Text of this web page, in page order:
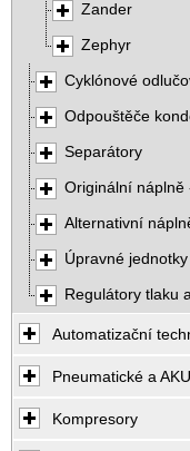
Zander
Zephyr
Cyklónové
Odpouštěče
Separátory
Originální náplně
Alternativní
Úpravné jednotky
Regulátory tlaku
Automatizační
Pneumatické a
Kompresory